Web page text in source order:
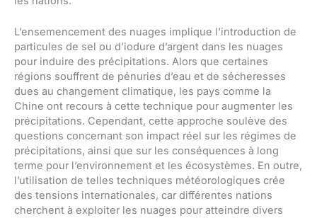
L’ensemencement des nuages implique l’introduction de
particules de sel ou d’iodure d’argent dans les nuages
pour induire des précipitations. Alors que certaines
régions souffrent de pénuries d’eau et de sécheresses
dues au changement climatique, les pays comme la
Chine ont recours à cette technique pour augmenter les
précipitations. Cependant, cette approche soulève des
questions concernant son impact réel sur les régimes de
précipitations, ainsi que sur les conséquences à long
terme pour l’environnement et les écosystèmes. En outre,
l’utilisation de telles techniques météorologiques crée
des tensions internationales, car différentes nations
cherchent à exploiter les nuages pour atteindre divers